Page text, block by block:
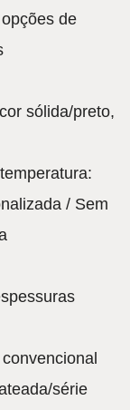
de
sólida/preto,
/ Sem
série